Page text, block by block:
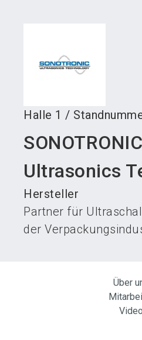
Halle 1 /
Ultrasonics
Hersteller
Partner für
der
Über
Video